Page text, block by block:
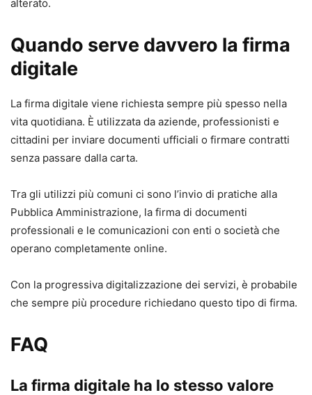
alterato.
Quando serve davvero la firma
digitale
La firma digitale viene richiesta sempre più spesso nella
vita quotidiana. È utilizzata da aziende, professionisti e
cittadini per inviare documenti ufficiali o firmare contratti
senza passare dalla carta.
Tra gli utilizzi più comuni ci sono l’invio di pratiche alla
Pubblica Amministrazione, la firma di documenti
professionali e le comunicazioni con enti o società che
operano completamente online.
Con la progressiva digitalizzazione dei servizi, è probabile
che sempre più procedure richiedano questo tipo di firma.
FAQ
La firma digitale ha lo stesso valore